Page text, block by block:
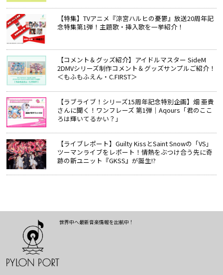
【特集】TVアニメ『涼宮ハルヒの憂鬱』放送20周年記
念特集第1弾！主題歌・挿入歌を一挙紹介！
【コメント＆グッズ紹介】アイドルマスター SideM
2DMVシリーズ制作コメント＆グッズサンプルご紹介！
＜もふもふえん・C.FIRST＞
【ラブライブ！シリーズ15周年記念特別企画】畑 亜貴
さんに聞く！ワンフレーズ 第1弾｜Aqours「君のここ
ろは輝いてるかい？」
【ライブレポート】Guilty KissとSaint Snowの「VS」
ツーマンライブをレポート！情熱をぶつけ合う先に奇
跡の新ユニット『GKSS』が誕生!?
世界中へ最新音楽情報を出航中！